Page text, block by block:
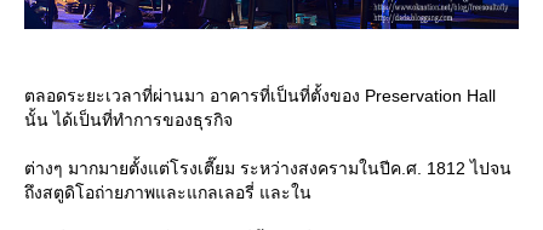
ตลอดระยะเวลาที่ผ่านมา อาคารที่เป็นที่ตั้งของ Preservation Hall
นั้น ได้เป็นที่ทำการของธุรกิจ
ต่างๆ มากมายตั้งแต่โรงเตี๊ยม ระหว่างสงครามในปีค.ศ. 1812 ไปจน
ถึงสตูดิโอถ่ายภาพและแกลเลอรี่ และใน